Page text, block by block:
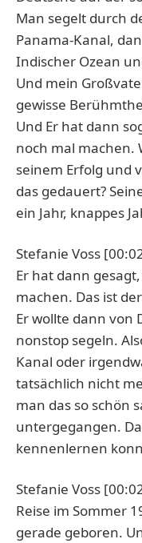
Man segelt durch
Panama-Kanal,
Indischer Ozean
Und mein
gewisse
Und Er hat dann
noch mal machen.
seinem Erfolg und
das gedauert?
ein Jahr, knappes
Stefanie Voss
Er hat dann
machen. Das ist
Er wollte dann von
nonstop segeln.
Kanal oder
tatsächlich nicht
man das so schön
untergegangen.
kennenlernen
Stefanie Voss
Reise im Sommer
gerade geboren.